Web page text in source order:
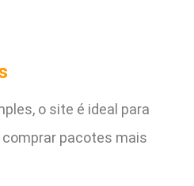
o site é ideal para
comprar pacotes mais